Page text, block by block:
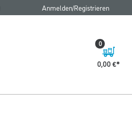
Anmelden/Registrieren
0,00 €
0